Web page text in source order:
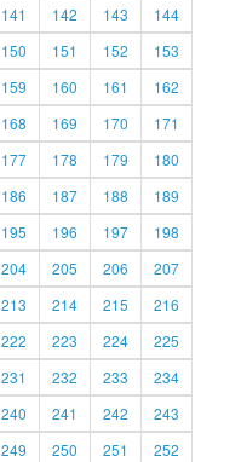
141 142 143
144
150 151 152
153
159 160 161
162
168 169 170
171
177 178 179
180
186 187 188
189
195 196 197
198
204 205 206
207
213 214 215
216
222 223 224
225
231 232 233
234
240 241 242
243
249 250 251
252